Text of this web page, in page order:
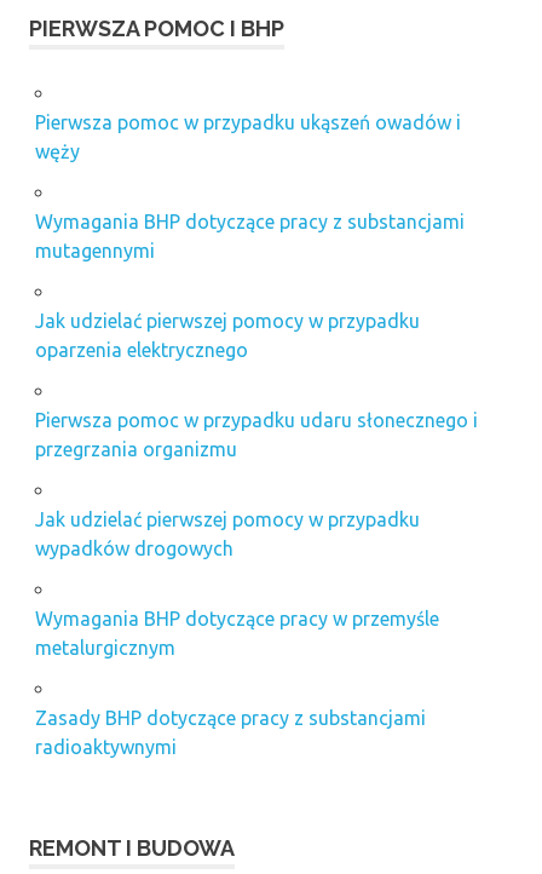
PIERWSZA POMOC I BHP
Pierwsza pomoc w przypadku ukąszeń owadów i
węży
Wymagania BHP dotyczące pracy z substancjami
mutagennymi
Jak udzielać pierwszej pomocy w przypadku
oparzenia elektrycznego
Pierwsza pomoc w przypadku udaru słonecznego i
przegrzania organizmu
Jak udzielać pierwszej pomocy w przypadku
wypadków drogowych
Wymagania BHP dotyczące pracy w przemyśle
metalurgicznym
Zasady BHP dotyczące pracy z substancjami
radioaktywnymi
REMONT I BUDOWA